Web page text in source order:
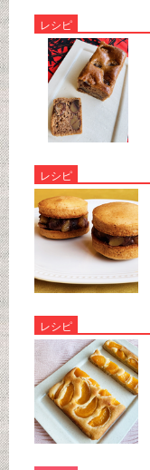
レシピ
レシピ
レシピ